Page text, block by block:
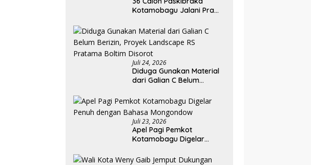
Kotamobagu Jalani Pra
Agustus
Juli 24, 2026
Diduga Gunakan Material
dari Galian C Belum
RS Pratama Boltim Disorot
Juli 23, 2026
Apel Pagi Pemkot
Kotamobagu Digelar
Mongondow